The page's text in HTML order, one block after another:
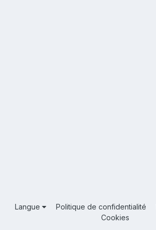
Langue Politique de confidentialité
Cookies